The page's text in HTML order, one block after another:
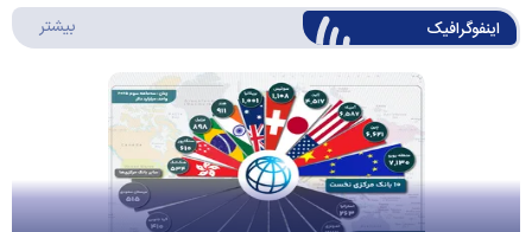
اینفوگرافیک بیشتر